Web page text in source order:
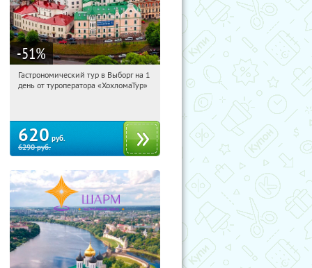
-51%
01:03:42
Купи первым!
Гастрономический тур в Выборг на 1
день от туроператора «ХохломаТур»
620 руб.
6290руб.